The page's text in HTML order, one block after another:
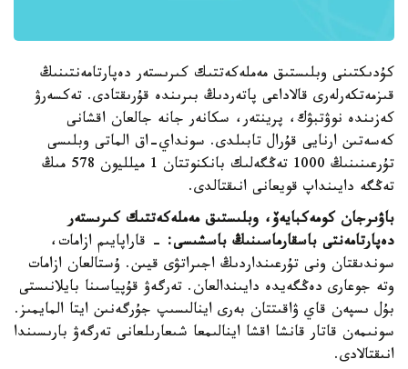
كۇدىكتىنى وبلىستىق مەملەكەتتىك كىرىستەر دەپارتامەنتىنىڭ
قىزمەتكەرلەرى قالاداعى پاتەردىڭ بىرىندە قۇرىقتادى. تەكسەرۋ
كەزىندە نوۋتبۋك، پرينتەر، سكانەر جانە جالعان اقشانى
كەسەتىن ارنايى قۇرال تابىلدى. سونداي-اق الماتى وبلىسى
تۇرعىنىنىڭ 1000 تەڭگەلىك بانكنوتتان 1 ميلليون 578 مىڭ
تەڭگە دايىنداپ قويعانى انىقتالدى.
باۋىرجان كومەكبايەۆ، وبلىستىق مەملەكەتتىك كىرىستەر
دەپارتامەنتى باسقارماسىنىڭ باسشىسى: - قاراپايىم ازامات،
سوندىقتان ونى تۇرعىنداردىڭ اجىراتۋى قيىن. ۇستالعان ازامات
وتە جوعارى دەڭگەيدە دايىندالعان. تەرگەۋ قۇپياسىنا بايلانىستى
بۇل ىسپەن قاي ۋاقىتتان بەرى اينالىسىپ جۇرگەنىن ايتا المايمىز.
سونىمەن قاتار قانشا اقشا اينالىمعا شىعارىلعانى تەرگەۋ بارىسىندا
انىقتالادى.